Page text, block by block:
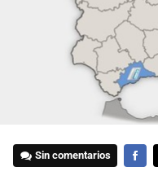
Sin comentarios